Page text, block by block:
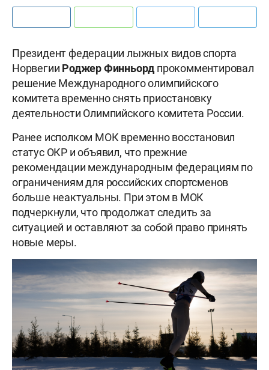
Президент федерации лыжных видов спорта
Норвегии Роджер Финньорд прокомментировал
решение Международного олимпийского
комитета временно снять приостановку
деятельности Олимпийского комитета России.
Ранее исполком МОК временно восстановил
статус ОКР и объявил, что прежние
рекомендации международным федерациям по
ограничениям для российских спортсменов
больше неактуальны. При этом в МОК
подчеркнули, что продолжат следить за
ситуацией и оставляют за собой право принять
новые меры.